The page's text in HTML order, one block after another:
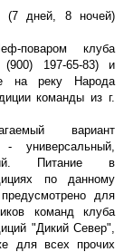
(7 дней, 8 ночей)
поваром клуба
197-65-83) и
на реку Народа
команды из г.
вариант
универсальный,
Питание в
по данному
для
команд клуба
"Дикий Север",
для всех прочих